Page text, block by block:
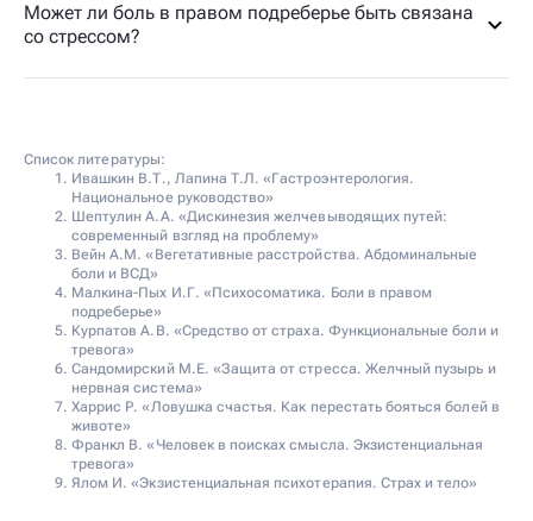
Может ли боль в правом подреберье быть связана
со стрессом?
Список литературы:
Ивашкин В.Т., Лапина Т.Л. «Гастроэнтерология.
Национальное руководство»
Шептулин А.А. «Дискинезия желчевыводящих путей:
современный взгляд на проблему»
Вейн А.М. «Вегетативные расстройства. Абдоминальные
боли и ВСД»
Малкина-Пых И.Г. «Психосоматика. Боли в правом
подреберье»
Курпатов А.В. «Средство от страха. Функциональные боли и
тревога»
Сандомирский М.Е. «Защита от стресса. Желчный пузырь и
нервная система»
Харрис Р. «Ловушка счастья. Как перестать бояться болей в
животе»
Франкл В. «Человек в поисках смысла. Экзистенциальная
тревога»
Ялом И. «Экзистенциальная психотерапия. Страх и тело»